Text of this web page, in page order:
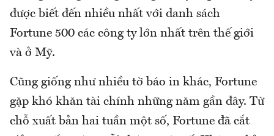
được biết đến nhiều nhất với danh sách
Fortune 500 các công ty lớn nhất trên thế giới
và ở Mỹ.
Cũng giống như nhiều tờ báo in khác, Fortune
gặp khó khăn tài chính những năm gần đây. Từ
chỗ xuất bản hai tuần một số, Fortune đã cắt